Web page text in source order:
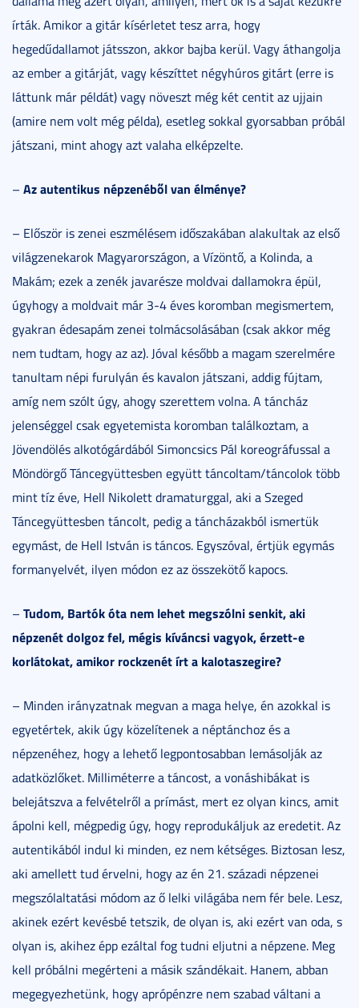
írták. Amikor a gitár kísérletet tesz arra, hogy
hegedűdallamot játsszon, akkor bajba kerül. Vagy áthangolja
az ember a gitárját, vagy készíttet négyhúros gitárt (erre is
láttunk már példát) vagy növeszt még két centit az ujjain
(amire nem volt még példa), esetleg sokkal gyorsabban próbál
játszani, mint ahogy azt valaha elképzelte.
– Az autentikus népzenéből van élménye?
– Először is zenei eszmélésem időszakában alakultak az első
világzenekarok Magyarországon, a Vízöntő, a Kolinda, a
Makám; ezek a zenék javarésze moldvai dallamokra épül,
úgyhogy a moldvait már 3-4 éves koromban megismertem,
gyakran édesapám zenei tolmácsolásában (csak akkor még
nem tudtam, hogy az az). Jóval később a magam szerelmére
tanultam népi furulyán és kavalon játszani, addig fújtam,
amíg nem szólt úgy, ahogy szerettem volna. A táncház
jelenséggel csak egyetemista koromban találkoztam, a
Jövendölés alkotógárdából Simoncsics Pál koreográfussal a
Möndörgő Táncegyüttesben együtt táncoltam/táncolok több
mint tíz éve, Hell Nikolett dramaturggal, aki a Szeged
Táncegyüttesben táncolt, pedig a táncházakból ismertük
egymást, de Hell István is táncos. Egyszóval, értjük egymás
formanyelvét, ilyen módon ez az összekötő kapocs.
– Tudom, Bartók óta nem lehet megszólni senkit, aki
népzenét dolgoz fel, mégis kíváncsi vagyok, érzett-e
korlátokat, amikor rockzenét írt a kalotaszegire?
– Minden irányzatnak megvan a maga helye, én azokkal is
egyetértek, akik úgy közelítenek a néptánchoz és a
népzenéhez, hogy a lehető legpontosabban lemásolják az
adatközlőket. Milliméterre a táncost, a vonáshibákat is
belejátszva a felvételről a prímást, mert ez olyan kincs, amit
ápolni kell, mégpedig úgy, hogy reprodukáljuk az eredetit. Az
autentikából indul ki minden, ez nem kétséges. Biztosan lesz,
aki amellett tud érvelni, hogy az én 21. századi népzenei
megszólaltatási módom az ő lelki világába nem fér bele. Lesz,
akinek ezért kevésbé tetszik, de olyan is, aki ezért van oda, s
olyan is, akihez épp ezáltal fog tudni eljutni a népzene. Meg
kell próbálni megérteni a másik szándékait. Hanem, abban
megegyezhetünk, hogy aprópénzre nem szabad váltani a